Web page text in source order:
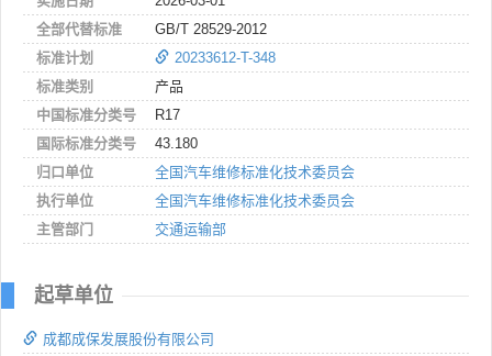
全部代替标准
GB/T 28529-2012
标准计划
20233612-T-348
标准类别
产品
中国标准分类号
R17
国际标准分类号
43.180
归口单位
全国汽车维修标准化技术委员会
执行单位
全国汽车维修标准化技术委员会
主管部门
交通运输部
起草单位
成都成保发展股份有限公司